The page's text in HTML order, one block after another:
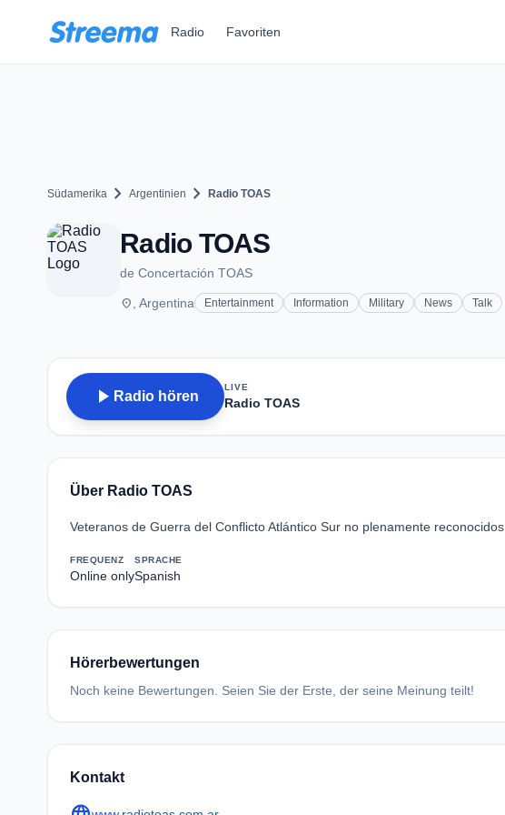
Radio Favoriten
Südamerika chevron_right Argentinien chevron_right Radio TOAS
Radio TOAS
de Concertación TOAS
place , Argentina Entertainment Information Military News Talk
play_arrow Radio hören
LIVE
Radio TOAS
Über Radio TOAS
Veteranos de Guerra del Conflicto Atlántico Sur no plenamente reconocidos
FREQUENZ
Online only
SPRACHE
Spanish
Hörerbewertungen
Noch keine Bewertungen. Seien Sie der Erste, der seine Meinung teilt!
Kontakt